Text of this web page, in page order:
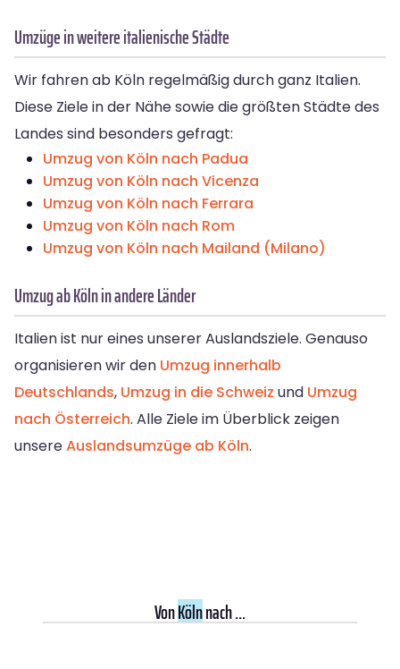
Umzüge in weitere italienische Städte
Wir fahren ab Köln regelmäßig durch ganz Italien.
Diese Ziele in der Nähe sowie die größten Städte des
Landes sind besonders gefragt:
Umzug von Köln nach Padua
Umzug von Köln nach Vicenza
Umzug von Köln nach Ferrara
Umzug von Köln nach Rom
Umzug von Köln nach Mailand (Milano)
Umzug ab Köln in andere Länder
Italien ist nur eines unserer Auslandsziele. Genauso
organisieren wir den Umzug innerhalb
Deutschlands, Umzug in die Schweiz und Umzug
nach Österreich. Alle Ziele im Überblick zeigen
unsereAuslandsumzüge ab Köln.
VonKölnnach ...